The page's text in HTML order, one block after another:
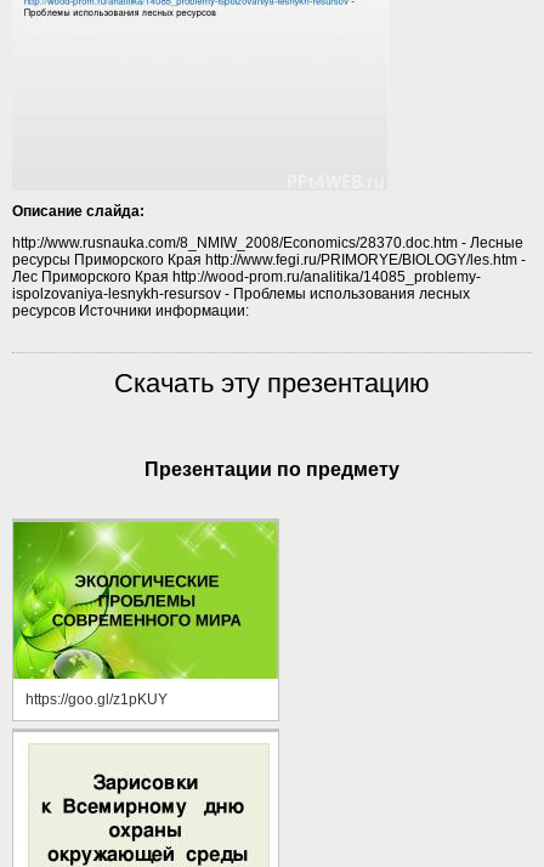
Описание слайда:
http://www.rusnauka.com/8_NMIW_2008/Economics/28370.doc.htm - Лесные
ресурсы Приморского Края http://www.fegi.ru/PRIMORYE/BIOLOGY/les.htm -
Лес Приморского Края http://wood-prom.ru/analitika/14085_problemy-
ispolzovaniya-lesnykh-resursov - Проблемы использования лесных
ресурсов Источники информации:
Скачать эту презентацию
Презентации по предмету
https://goo.gl/z1pKUY